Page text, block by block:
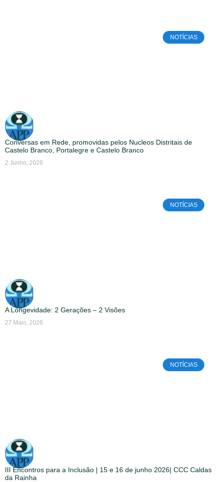
NOTÍCIAS
Conversas em Rede, promovidas pelos Nucleos Distritais de
Castelo Branco, Portalegre e Castelo Branco
2 Junho, 2026
NOTÍCIAS
A Longevidade: 2 Gerações – 2 Visões
27 Maio, 2026
NOTÍCIAS
III Encontros para a Inclusão | 15 e 16 de junho 2026| CCC Caldas
da Rainha